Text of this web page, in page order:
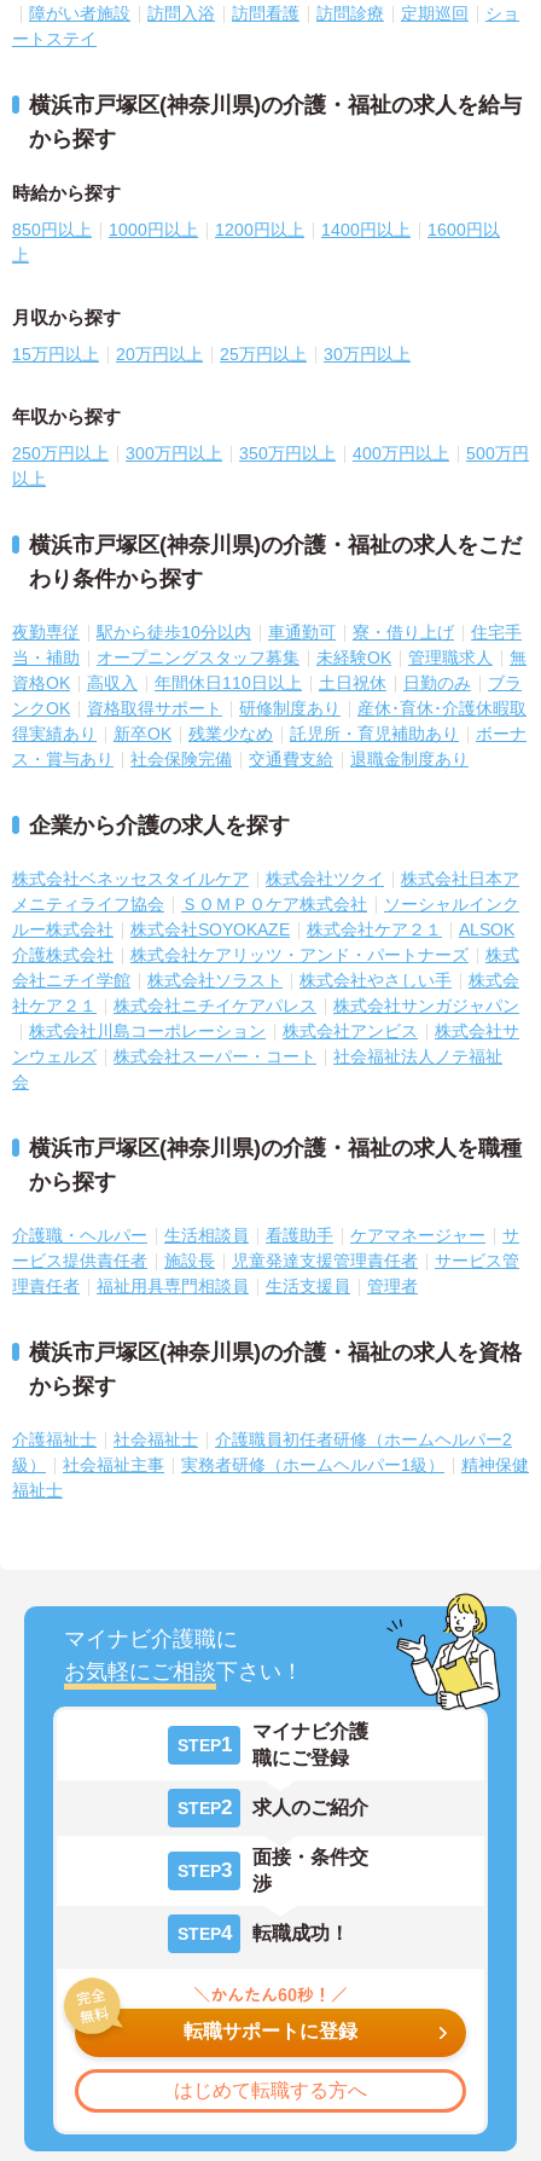
障がい者施設
訪問入浴 訪問看護 訪問診療 定期巡回
ショ
ートステイ
横浜市戸塚区(神奈川県)の介護・福祉の求人を給与
から探す
時給から探す
850円以上 1000円以上 1200円以上 1400円以上
1600円以
上
月収から探す
15万円以上 20万円以上 25万円以上 30万円以上
年収から探す
250万円以上 300万円以上 350万円以上 400万円以上
500万円
以上
横浜市戸塚区(神奈川県)の介護・福祉の求人をこだ
わり条件から探す
夜勤専従 駅から徒歩10分以内 車通勤可 寮・借り上げ
住宅手
当・補助
オープニングスタッフ募集 未経験OK 管理職求人
無
資格OK
高収入 年間休日110日以上 土日祝休 日勤のみ
ブラ
ンクOK
資格取得サポート 研修制度あり
産休･育休･介護休暇取
得実績あり
新卒OK 残業少なめ 託児所・育児補助あり
ボーナ
ス・賞与あり
社会保険完備 交通費支給 退職金制度あり
企業から介護の求人を探す
株式会社ベネッセスタイルケア 株式会社ツクイ
株式会社日本ア
メニティライフ協会
ＳＯＭＰＯケア株式会社
ソーシャルインク
ルー株式会社
株式会社SOYOKAZE 株式会社ケア２１
ALSOK
介護株式会社
株式会社ケアリッツ・アンド・パートナーズ
株式
会社ニチイ学館
株式会社ソラスト 株式会社やさしい手
株式会
社ケア２１
株式会社ニチイケアパレス
株式会社サンガジャパン
株式会社川島コーポレーション
株式会社アンビス
株式会社サ
ンウェルズ
株式会社スーパー・コート
社会福祉法人ノテ福祉
会
横浜市戸塚区(神奈川県)の介護・福祉の求人を職種
から探す
介護職・ヘルパー 生活相談員 看護助手 ケアマネージャー
サ
ービス提供責任者
施設長 児童発達支援管理責任者
サービス管
理責任者
福祉用具専門相談員 生活支援員 管理者
横浜市戸塚区(神奈川県)の介護・福祉の求人を資格
から探す
介護福祉士 社会福祉士
介護職員初任者研修（ホームヘルパー2
級）
社会福祉主事 実務者研修（ホームヘルパー1級）
精神保健
福祉士
マイナビ介護職に
お気軽にご相談下さい！
STEP1
マイナビ介護
職にご登録
STEP2 求人のご紹介
STEP3
面接・条件交
渉
STEP4 転職成功！
転職サポートに登録
はじめて転職する方へ